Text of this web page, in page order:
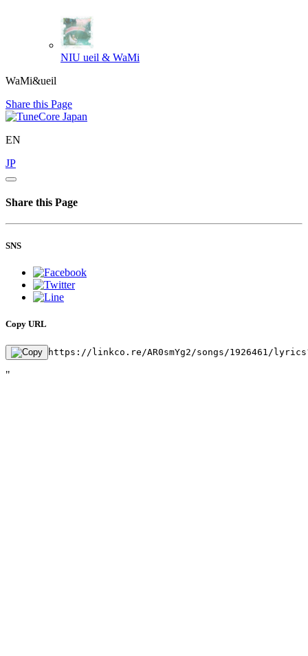
NIU ueil & WaMi
WaMi&ueil
Share this Page
EN
JP
Share this Page
SNS
Copy URL
https://linkco.re/AR0smYg2/songs/1926461/
"